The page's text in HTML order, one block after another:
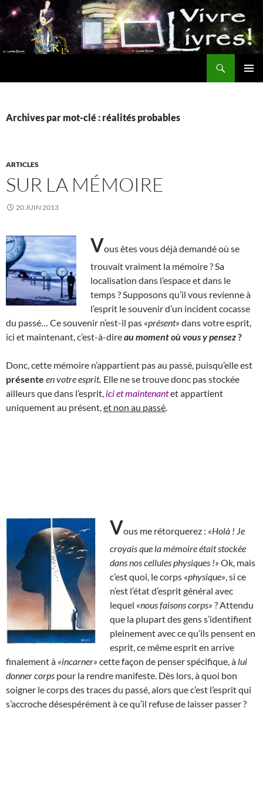
Aller
au
contenu
Archives par mot-clé : réalités probables
ARTICLES
SUR LA MÉMOIRE
20 JUIN 2013
Vous êtes vous déjà demandé où se
trouvait vraiment la mémoire ? Sa
localisation dans l’espace et dans le
temps ? Supposons qu’il vous revienne à
l’esprit le souvenir d’un incident cocasse
du passé… Ce souvenir n’est-il pas «présent» dans votre esprit,
ici et maintenant, c’est-à-direau moment où vous y pensez?
Donc, cette mémoire n’appartient pas au passé, puisqu’elle est
présente en votre esprit. Elle ne se trouve donc pas stockée
ailleurs que dans l’esprit, ici et maintenantet appartient
uniquement au présent, et non au passé
Vous me rétorquerez : «Holà ! Je
croyais que la mémoire était stockée
dans nos cellules physiques !» Ok, mais
c’est quoi, le corps «physique» , si ce
n’est l’état d’esprit général avec
lequel «nous faisons corps» ? Attendu
que la plupart des gens s’identifient
pleinement avec ce qu’ils pensent en
esprit, ce même esprit en arrive
finalement à «incarner» cette façon de penser spécifique, à lui
donner corps pour la rendre manifeste. Dès lors, à quoi bon
soigner le corps des traces du passé, alors que c’est l’esprit qui
s’accroche désespérément à ce qu’il refuse de laisser passer ?